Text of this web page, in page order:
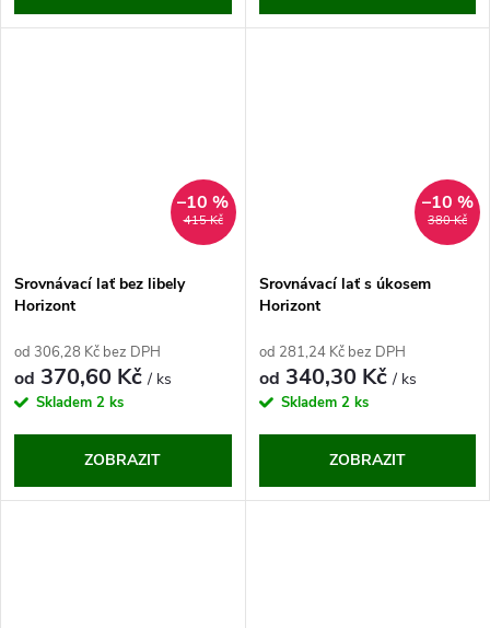
415 Kč
–10 %
Srovnávací lať bez libely
Horizont
od 306,28 Kč bez DPH
od 370,60 Kč/ ks
Skladem 2 ks
ZOBRAZIT
380 Kč
–10 %
Srovnávací lať s úkosem
Horizont
od 281,24 Kč bez DPH
od 340,30 Kč/ ks
Skladem 2 ks
ZOBRAZIT